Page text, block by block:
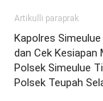
Artikulli paraprak
Kapolres Simeulue
dan Cek Kesiapan
Polsek Simeulue
Polsek Teupah